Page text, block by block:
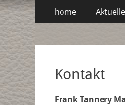
Primäres
Menü
Zum
Inhalt
home
Menü
Kontakt
Frank Tannery